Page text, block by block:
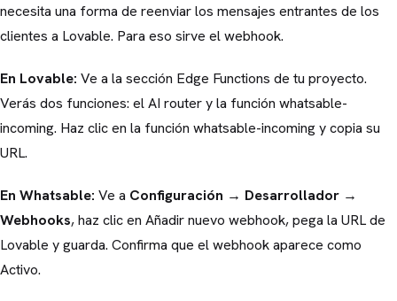
necesita una forma de reenviar los mensajes entrantes de los
clientes a Lovable. Para eso sirve el webhook.
En Lovable: Ve a la sección Edge Functions de tu proyecto.
Verás dos funciones: el AI router y la función whatsable-
incoming. Haz clic en la función whatsable-incoming y copia su
URL.
En Whatsable: Ve a Configuración → Desarrollador →
Webhooks, haz clic en Añadir nuevo webhook, pega la URL de
Lovable y guarda. Confirma que el webhook aparece como
Activo.